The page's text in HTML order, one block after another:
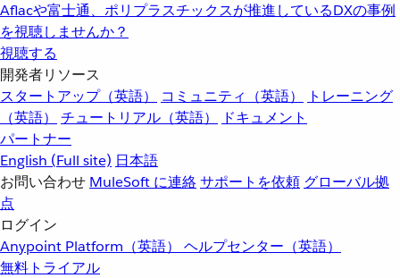
Aflacや富士通、ポリプラスチックスが推進しているDXの事例
を視聴しませんか？
視聴する
開発者リソース
スタートアップ（英語）
コミュニティ（英語）
トレーニング
（英語）
チュートリアル（英語）
ドキュメント
パートナー
English (Full site) 日本語
お問い合わせ MuleSoft に連絡サポートを依頼 グローバル拠
点
ログイン
Anypoint Platform（英語） ヘルプセンター（英語）
無料トライアル